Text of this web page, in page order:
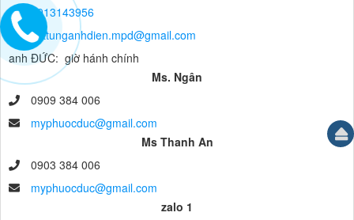
0913143956
vattunganhdien.mpd@gmail.com
anh ĐỨC: giờ hánh chính
Ms. Ngân
0909 384 006
myphuocduc@gmail.com
Ms Thanh An
0903 384 006
myphuocduc@gmail.com
zalo 1